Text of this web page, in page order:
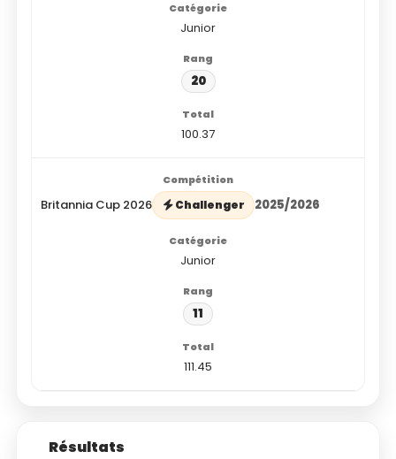
Junior
20
100.37
Britannia Cup 2026 Challenger 2025/2026
Junior
11
111.45
Résultats